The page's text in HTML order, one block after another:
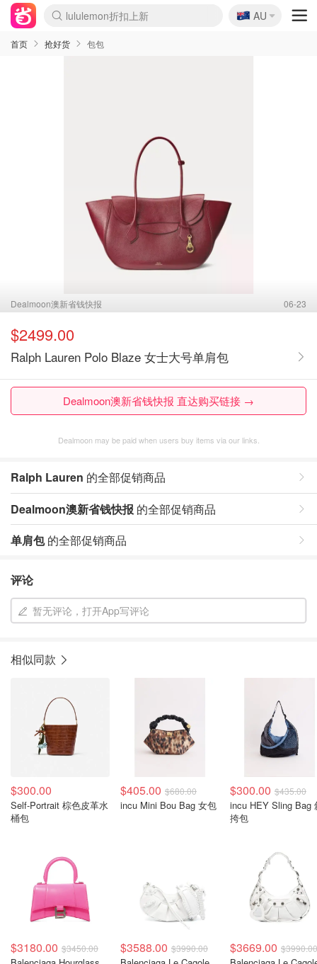
lululemon折扣上新
Sasa美妆护肤3.5折
SSENSE年中3折
FreshBeauty好价汇总
Cettire降价+叠9折
Farfetch折上8折
WWS Coles超市实拍
viagogo二手票捡漏
Myer清仓1折起
The Outnet奢牌1折起
David Jones 3折起
Flannels大牌1折
Perfumes Club护肤1折
AMIRO返校季6.2折
Oweek抽奖送Airpods
Amazon折扣汇总
eToro入金$200送$50
Amazon数码好物
ICONIC本周7.5折
ThedoubleF高奢地板价
Moose Knuckles 6折
丝芙兰5折起
EUFY官网3.7折起
Selenichast首饰2折
Trip机票酒店促销
YSL送5件彩妆礼
Amazon家居好物
BIGBANG巡演开票
David Jones时尚3折
Amazon美妆护肤
雅漾大喷$8
过敏原检测盒$33
伊索独家赠50ml沐浴露
科颜氏清仓3折
SEALIFE海洋馆门票6折
丝塔芙大白罐$16
订阅Newsletter送香薰
Cult Beauty 6.8折
Harrods圣诞日历2.3折
LN-CC奢牌私促3折
d'Alba空姐喷雾$16
EVE LOM套装逆天2折
Bernardelli独家4折
Adore Beauty 6折起
CT圣诞日历
Mytheresa奢品2.7折
Luxury Escapes 9折
Currentbody美容仪9折
MOON Garden Live
ALLSAINTS美衣3折
Roborock扫地机3.7折
Tingo Life水杯$24
Valentino官网5折
CR洗发护发6.3折
🇦🇺
AU
首页 抢好货 包包
Dealmoon澳新省钱快报 06-23
$2499.00
Ralph Lauren Polo Blaze 女士大号单肩包
Dealmoon澳新省钱快报 直达购买链接 →
Dealmoon may be paid when users buy items via our links.
Ralph Lauren 的全部促销商品
Dealmoon澳新省钱快报 的全部促销商品
单肩包的全部促销商品
评论
暂无评论，打开App写评论
相似同款
$300.00
Self-Portrait 棕色皮革水
桶包
$405.00 $680.00
incu Mini Bou Bag 女包
$300.00 $435.00
incu HEY Sling Bag
挎包
$3180.00 $3450.00 $3588.00 $3990.00 $3669.00 $3990.00